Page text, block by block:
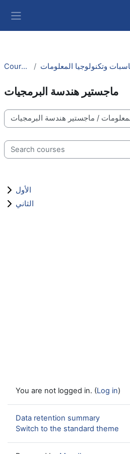
Skip to main content
Courses
ماجستير هندسة البرمجيات
Course categories
Search courses
الأول
الثاني
You are not logged in. (Log in)
Data retention summary
Switch to the standard theme